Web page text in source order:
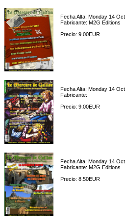
Fecha Alta: Monday 14
Fabricante: M2G Editions
Precio: 9.00EUR
Fecha Alta: Monday 14
Fabricante:
Precio: 9.00EUR
Fecha Alta: Monday 14
Fabricante: M2G Editions
Precio: 8.50EUR